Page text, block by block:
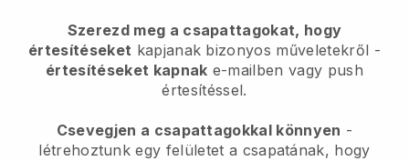
Szerezd meg a csapattagokat, hogy
értesítéseket kapjanak bizonyos műveletekről -
értesítéseket kapnak e-mailben vagy push
értesítéssel.
Csevegjen a csapattagokkal könnyen -
létrehoztunk egy felületet a csapatának, hogy